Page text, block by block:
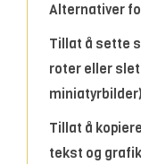
Alternativer
Tillat å sette
roter eller
Tillat å
tekst og